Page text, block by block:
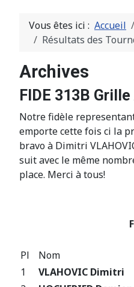
Vous êtes ici : Accueil
Résultats des
Archives
FIDE 313B
Notre fidèle
emporte cette fois ci la
bravo à Dimitri
suit avec le même
place. Merci à tous!
Pl
Nom
1
VLAHOVIC Dimitri